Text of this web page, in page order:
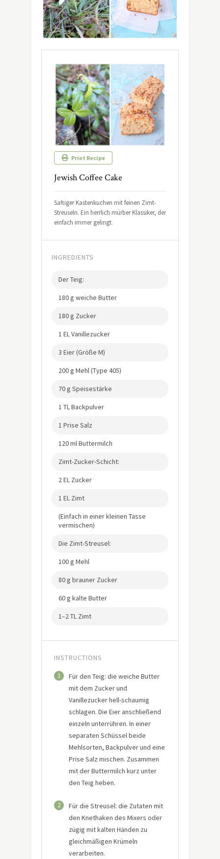
Print Recipe
Jewish Coffee Cake
Saftiger Kastenkuchen mit feinen Zimt-
Streuseln. Ein herrlich mürber Klassiker, der
einfach immer gelingt.
INGREDIENTS
Der Teig:
180 g weiche Butter
180 g Zucker
1 EL Vanillezucker
3 Eier (Größe M)
200 g Mehl (Type 405)
70 g Speisestärke
1 TL Backpulver
1 Prise Salz
120 ml Buttermilch
Zimt-Zucker-Schicht:
2 EL Zucker
1 EL Zimt
(Einfach in einer kleinen Tasse
vermischen)
Die Zimt-Streusel:
100 g Mehl
80 g brauner Zucker
60 g kalte Butter
1–2 TL Zimt
INSTRUCTIONS
1
Für den Teig: die weiche Butter
mit dem Zucker und
Vanillezucker hell-schaumig
schlagen. Die Eier anschließend
einzeln unterrühren. In einer
separaten Schüssel beide
Mehlsorten, Backpulver und eine
Prise Salz mischen. Zusammen
mit der Buttermilch kurz unter
den Teig heben.
2
Für die Streusel: die Zutaten mit
den Knethaken des Mixers oder
zügig mit kalten Händen zu
gleichmäßigen Krümeln
verarbeiten.